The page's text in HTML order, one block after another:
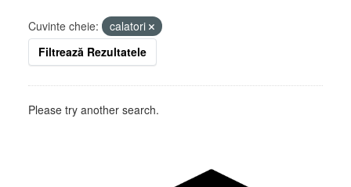
Cuvinte cheie:
calatori
Filtrează Rezultatele
Please try another search.